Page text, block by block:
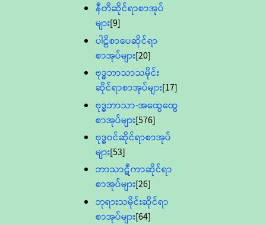
နီတိဆိုင်ရာစာအုပ်
များ[9]
ပါဠိစာပေဆိုင်ရာ
စာအုပ်များ[20]
ဗုဒ္ဓဘာသာသမိုင်း
ဆိုင်ရာစာအုပ်များ[17]
ဗုဒ္ဓဘာသာ-အထွေထွေ
စာအုပ်များ[576]
ဗုဒ္ဓဝင်ဆိုင်ရာစာအုပ်
များ[53]
ဘာသာဋီကာဆိုင်ရာ
စာအုပ်များ[26]
ဘုရားသမိုင်းဆိုင်ရာ
စာအုပ်များ[64]